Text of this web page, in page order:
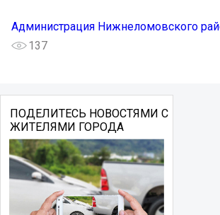
Администрация Нижнеломовского
137
ПОДЕЛИТЕСЬ НОВОСТЯМИ С
ЖИТЕЛЯМИ ГОРОДА